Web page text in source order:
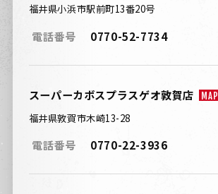
福井県小浜市駅前町13番20号
電話番号 0770-52-7734
スーパーカボスプラスゲオ敦賀店 MAP
福井県敦賀市木崎13-28
電話番号 0770-22-3936